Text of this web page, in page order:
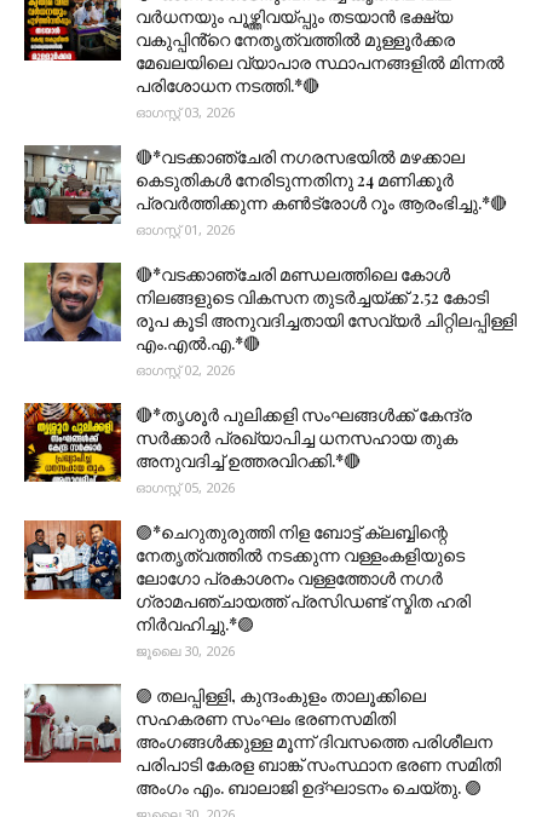
വർധനയും പൂഴ്ത്തിവയ്പ്പും തടയാൻ ഭക്ഷ്യ
വകുപ്പിൻ്റെ നേതൃത്വത്തിൽ മുള്ളൂർക്കര
മേഖലയിലെ വ്യാപാര സ്ഥാപനങ്ങളിൽ മിന്നൽ
പരിശോധന നടത്തി.*🔴
ഓഗസ്റ്റ് 03, 2026
🔴*വടക്കാഞ്ചേരി നഗരസഭയിൽ മഴക്കാല
കെടുതികൾ നേരിടുന്നതിനു 24 മണിക്കൂർ
പ്രവർത്തിക്കുന്ന കൺട്രോൾ റൂം ആരംഭിച്ചു.*🔴
ഓഗസ്റ്റ് 01, 2026
🔴*വടക്കാഞ്ചേരി മണ്ഡലത്തിലെ കോൾ
നിലങ്ങളുടെ വികസന തുടർച്ചയ്ക്ക് 2.52 കോടി
രൂപ കൂടി അനുവദിച്ചതായി സേവ്യർ ചിറ്റിലപ്പിള്ളി
എം.എൽ.എ.*🔴
ഓഗസ്റ്റ് 02, 2026
🔴*തൃശൂര്‍ പുലിക്കളി സംഘങ്ങള്‍ക്ക് കേന്ദ്ര
സര്‍ക്കാര്‍ പ്രഖ്യാപിച്ച ധനസഹായ തുക
അനുവദിച്ച് ഉത്തരവിറക്കി.*🔴
ഓഗസ്റ്റ് 05, 2026
🟣*ചെറുതുരുത്തി നിള ബോട്ട് ക്ലബ്ബിന്റെ
നേതൃത്വത്തിൽ നടക്കുന്ന വള്ളംകളിയുടെ
ലോഗോ പ്രകാശനം വള്ളത്തോൾ നഗർ
ഗ്രാമപഞ്ചായത്ത് പ്രസിഡണ്ട് സ്മിത ഹരി
നിർവഹിച്ചു.*🟣
ജൂലൈ 30, 2026
🟣 തലപ്പിള്ളി, കുന്ദംകുളം താലൂക്കിലെ
സഹകരണ സംഘം ഭരണസമിതി
അംഗങ്ങൾക്കുള്ള മൂന്ന് ദിവസത്തെ പരിശീലന
പരിപാടി കേരള ബാങ്ക് സംസ്ഥാന ഭരണ സമിതി
അംഗം എം. ബാലാജി ഉദ്ഘാടനം ചെയ്തു. 🟣